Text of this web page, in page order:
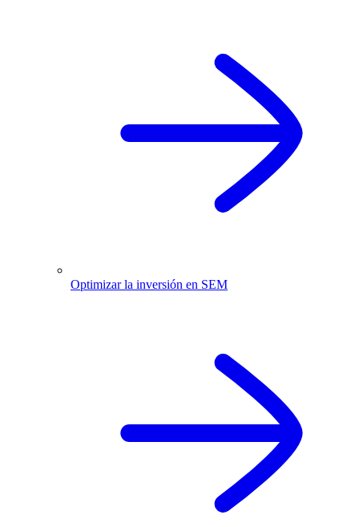
Optimizar la inversión en SEM